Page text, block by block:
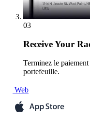
03
ReceiveYour
Terminez le
portefeuille.
Web